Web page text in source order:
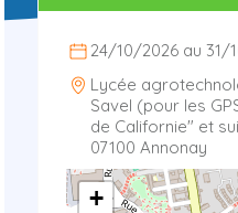
24/10/2026 au 31/
Lycée
Savel (pour les
de Californie" et
07100 Annonay
+